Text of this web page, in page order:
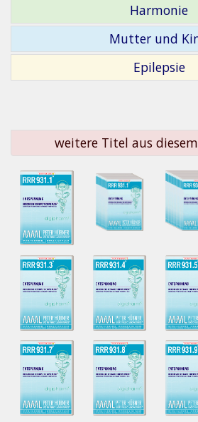
Harmonie
Mutter und
Epilepsie
weitere Titel aus